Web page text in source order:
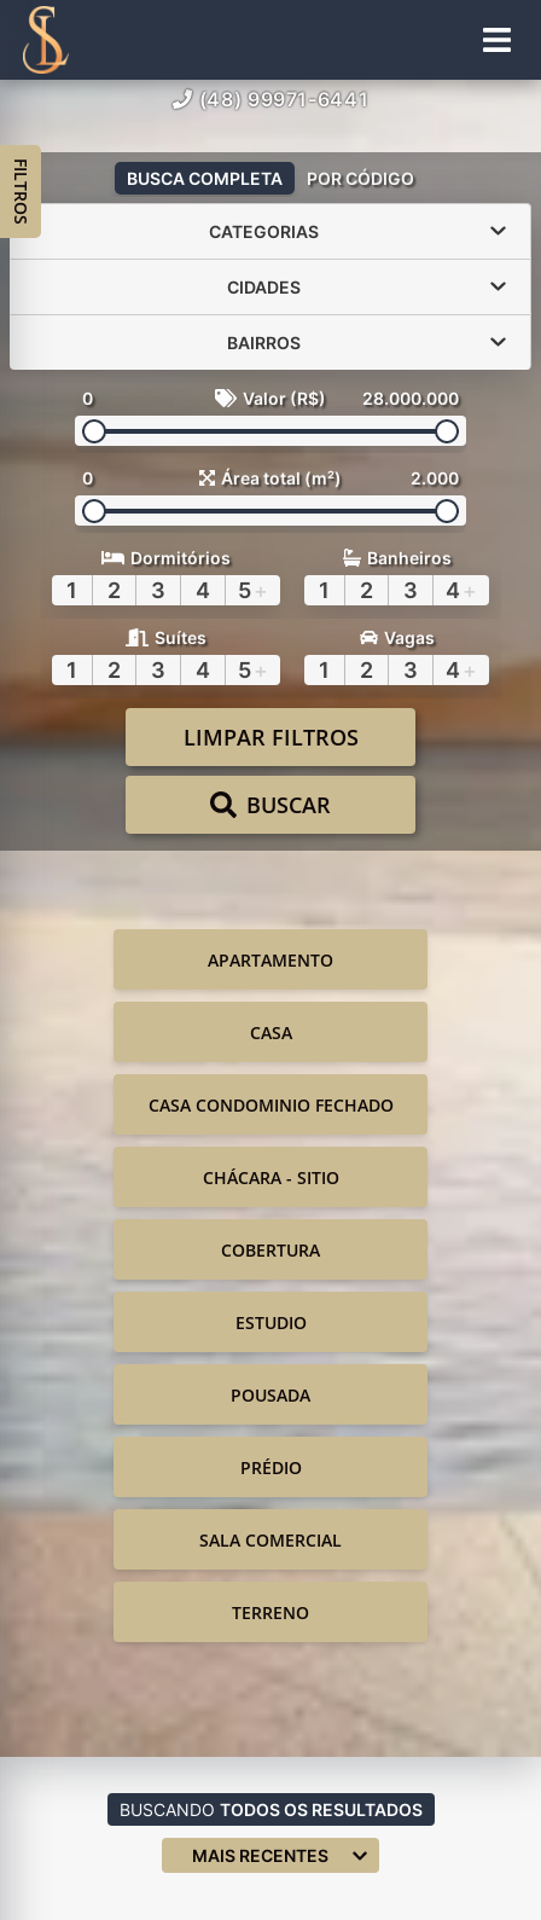
(48) 99971-6441
BUSCA COMPLETA POR CÓDIGO
CATEGORIAS
CIDADES
BAIRROS
0 Valor (R$) 28.000.000
0 Área total (m²) 2.000
Dormitórios
1 2 3 4 5+
Banheiros
1 2 3 4 +
Suítes
1 2 3 4 5+
Vagas
1 2 3 4 +
LIMPAR FILTROS
BUSCAR
APARTAMENTO
CASA
CASA CONDOMINIO FECHADO
CHÁCARA - SITIO
COBERTURA
ESTUDIO
POUSADA
PRÉDIO
SALA COMERCIAL
TERRENO
FILTROS
BUSCANDO TODOS OS RESULTADOS
MAIS RECENTES